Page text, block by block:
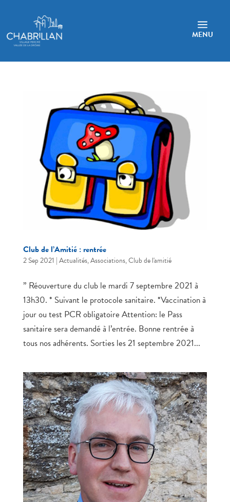
a
MENU
Club de l’Amitié : rentrée
2 Sep 2021 |Actualités,Associations,Club de l'amitié
” Réouverture du club le mardi 7 septembre 2021 à
13h30. * Suivant le protocole sanitaire. *Vaccination à
jour ou test PCR obligatoire Attention: le Pass
sanitaire sera demandé à l’entrée. Bonne rentrée à
tous nos adhérents. Sorties les 21 septembre 2021...